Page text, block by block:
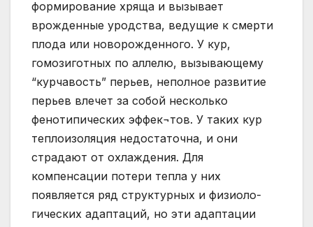
формирование хряща и вызывает
врожденные уродства, ведущие к смерти
плода или новорожденного. У кур,
гомозиготных по аллелю, вызывающему
“курчавость” перьев, неполное развитие
перьев влечет за собой несколько
фенотипических эффек¬тов. У таких кур
теплоизоляция недостаточна, и они
страдают от охлаждения. Для
компенсации потери тепла у них
появляется ряд структурных и физиоло-
гических адаптаций, но эти адаптации